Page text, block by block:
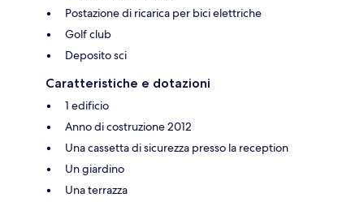
Postazione di ricarica per bici elettriche
Golf club
Deposito sci
Caratteristiche e dotazioni
1 edificio
Anno di costruzione 2012
Una cassetta di sicurezza presso la reception
Un giardino
Una terrazza